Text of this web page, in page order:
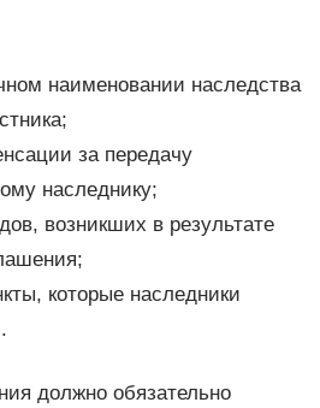
наименовании наследства
за передачу
наследнику;
возникших в результате
которые наследники
должно обязательно